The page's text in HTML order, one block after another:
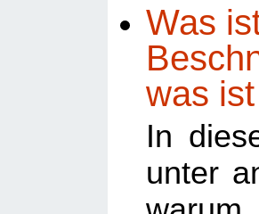
Was
was
In
unter